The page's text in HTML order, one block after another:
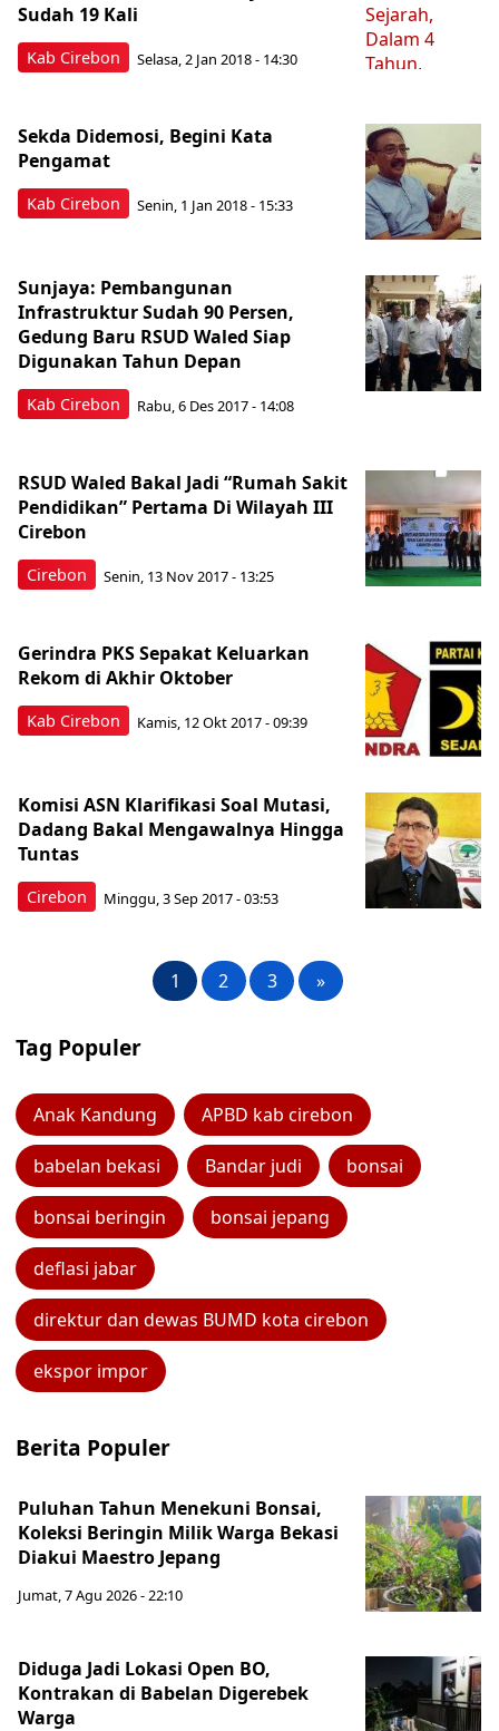
Kab Cirebon
Sudah 19 Kali
Selasa, 2 Jan 2018 - 14:30
Kab Cirebon
Sekda Didemosi, Begini Kata
Pengamat
Senin, 1 Jan 2018 - 15:33
Kab Cirebon
Sunjaya: Pembangunan
Infrastruktur Sudah 90 Persen,
Gedung Baru RSUD Waled Siap
Digunakan Tahun Depan
Rabu, 6 Des 2017 - 14:08
Cirebon
RSUD Waled Bakal Jadi “Rumah Sakit
Pendidikan” Pertama Di Wilayah III
Cirebon
Senin, 13 Nov 2017 - 13:25
Kab Cirebon
Gerindra PKS Sepakat Keluarkan
Rekom di Akhir Oktober
Kamis, 12 Okt 2017 - 09:39
Cirebon
Komisi ASN Klarifikasi Soal Mutasi,
Dadang Bakal Mengawalnya Hingga
Tuntas
Minggu, 3 Sep 2017 - 03:53
1 2 3 »
Tag Populer
Anak Kandung APBD kab cirebon
babelan bekasi Bandar judi bonsai
bonsai beringin bonsai jepang
deflasi jabar
direktur dan dewas BUMD kota cirebon
ekspor impor
Berita Populer
Puluhan Tahun Menekuni Bonsai,
Koleksi Beringin Milik Warga Bekasi
Diakui Maestro Jepang
Jumat, 7 Agu 2026 - 22:10
Diduga Jadi Lokasi Open BO,
Kontrakan di Babelan Digerebek
Warga